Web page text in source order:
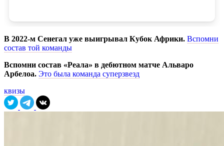
В 2022-м Сенегал уже выигрывал Кубок Африки. Вспомни
состав той команды
Вспомни состав «Реала» в дебютном матче Альваро
Арбелоа. Это была команда суперзвезд
квизы